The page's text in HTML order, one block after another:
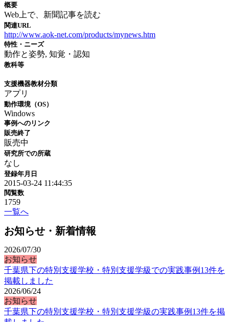
概要
Web上で、新聞記事を読む
関連URL
http://www.aok-net.com/products/mynews.htm
特性・ニーズ
動作と姿勢, 知覚・認知
教科等
支援機器教材分類
アプリ
動作環境（OS）
Windows
事例へのリンク
販売終了
販売中
研究所での所蔵
なし
登録年月日
2015-03-24 11:44:35
閲覧数
1759
一覧へ
お知らせ・新着情報
2026/07/30
お知らせ
千葉県下の特別支援学校・特別支援学級での実践事例13件を
掲載しました
2026/06/24
お知らせ
千葉県下の特別支援学校・特別支援学級の実践事例13件を掲